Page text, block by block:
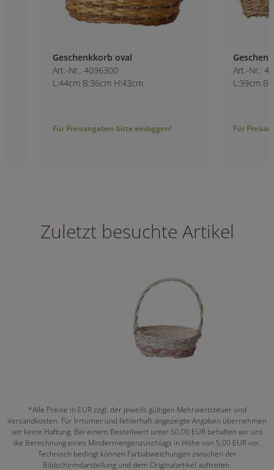
Geschenkkorb oval
Art.-Nr.: 4096300
L:44cm B:36cm H:43cm
Für Preisangaben bitte einloggen!
Geschenkkorb
Art.-Nr.: 4098000
L:39cm B:29cm
Für Preisangaben
Zuletzt besuchte Artikel
*Alle Preise in EUR zzgl. der jeweils gültigen Mehrwertsteuer und
Versandkosten. Für Irrtümer und fehlerhaft angezeigte Angaben übernehmen
wir keine Haftung. Bei einem Bestellwert unter 50,00 EUR behalten wir uns
die Berechnung eines Mindermengenzuschlags in Höhe von 5,00 EUR vor.
Technisch bedingt können Farbabweichungen zwischen der
Bildschirmdarstellung und dem Originalartikel auftreten.